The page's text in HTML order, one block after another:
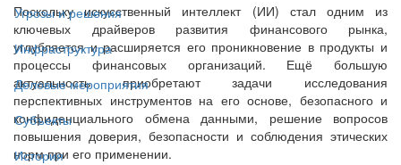
Угрозы и решения
Инфраструктура
Деловые мероприятия
Субъекты
История
Поскольку искусственный интеллект (ИИ) стал одним из
ключевых драйверов развития финансового рынка,
углубляется и расширяется его проникновение в продукты и
процессы финансовых организаций. Ещё большую
актуальность приобретают задачи исследования
перспективных инструментов на его основе, безопасного и
конфиденциального обмена данными, решение вопросов
повышения доверия, безопасности и соблюдения этических
норм при его применении.